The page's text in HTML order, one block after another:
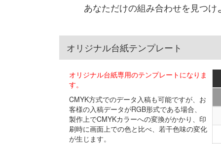
あなただけの組み合わせを見つけ
オリジナル台紙テンプレート
オリジナル台紙専用のテンプレートになりま
す。
CMYK方式でのデータ入稿も可能ですが、お
客様の入稿データがRGB形式である場合、
製作上でCMYKカラーへの変換がかかり、印
刷時に画面上での色と比べ、若干色味の変化
が生じます。